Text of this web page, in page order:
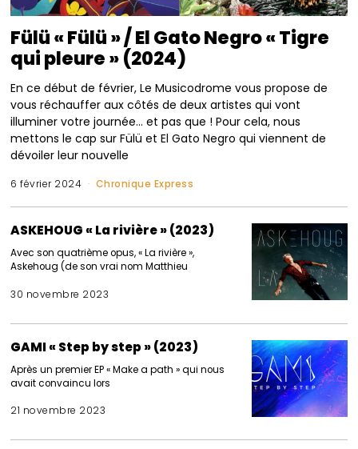
Fülü « Fülü » / El Gato Negro « Tigre
qui pleure » (2024)
En ce début de février, Le Musicodrome vous propose de
vous réchauffer aux côtés de deux artistes qui vont
illuminer votre journée… et pas que ! Pour cela, nous
mettons le cap sur Fülü et El Gato Negro qui viennent de
dévoiler leur nouvelle
6 février 2024 Chronique Express
ASKEHOUG « La rivière » (2023)
Avec son quatrième opus, « La rivière »,
Askehoug (de son vrai nom Matthieu
30 novembre 2023
GAMI « Step by step » (2023)
Après un premier EP « Make a path » qui nous
avait convaincu lors
21 novembre 2023